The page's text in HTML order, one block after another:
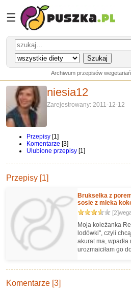
☰
Archiwum przepisów
niesia12
Zarejestrowany: 2011-12-12
Przepisy [1]
Komentarze [3]
Ulubione przepisy [1]
Przepisy [1]
Brukselka z
sosie z mleka
[2]
Moja koleżanka
lodówki", czyli
akurat ma, wpadła
urozmaiciłam go
Komentarze [3]